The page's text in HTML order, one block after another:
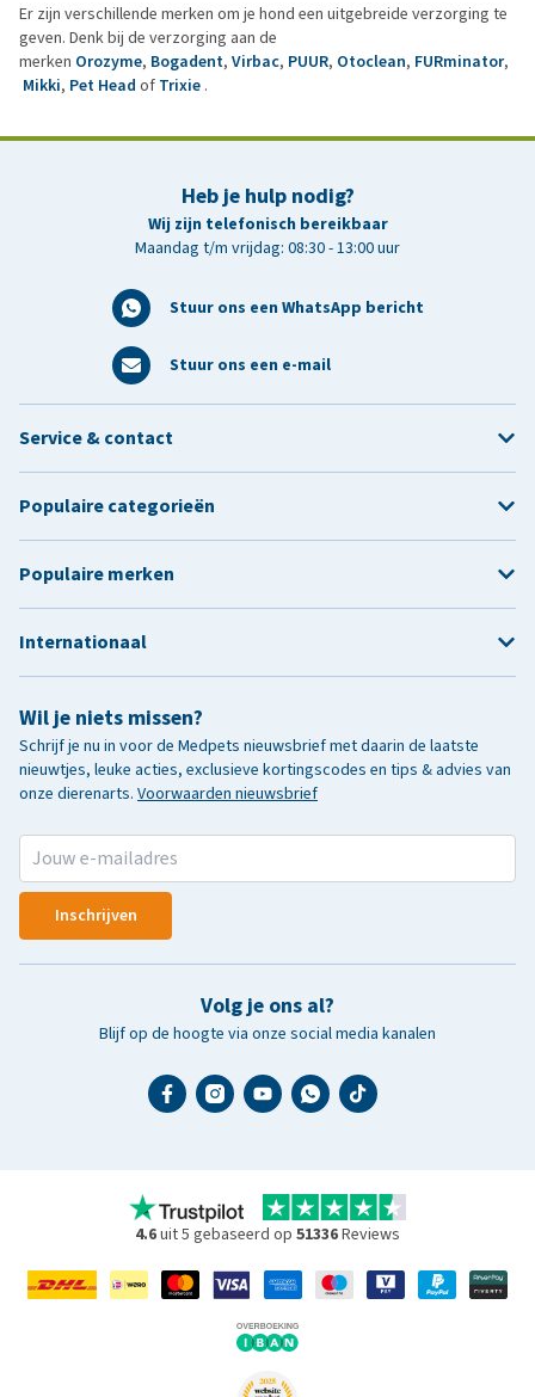
Er zijn verschillende merken om je hond een uitgebreide verzorging te
geven. Denk bij de verzorging aan de
merken Orozyme, Bogadent, Virbac, PUUR, Otoclean, FURminator,
Mikki, Pet Head of Trixie .
Heb je hulp nodig?
Wij zijn telefonisch bereikbaar
Maandag t/m vrijdag: 08:30 - 13:00 uur
Stuur ons een WhatsApp bericht
Stuur ons een e-mail
Wil je niets missen?
Schrijf je nu in voor de Medpets nieuwsbrief met daarin de laatste
nieuwtjes, leuke acties, exclusieve kortingscodes en tips & advies van
onze dierenarts. Voorwaarden nieuwsbrief
Inschrijven
Volg je ons al?
Blijf op de hoogte via onze social media kanalen
Service & contact
Populaire categorieën
Populaire merken
Internationaal
4.6uit 5 gebaseerd op 51336Reviews